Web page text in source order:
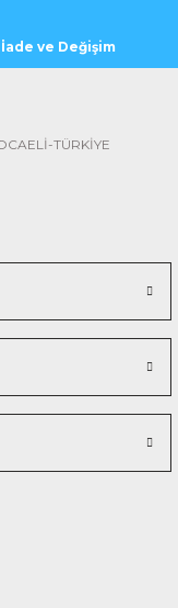
İade ve Değişim
TÜRKİYE